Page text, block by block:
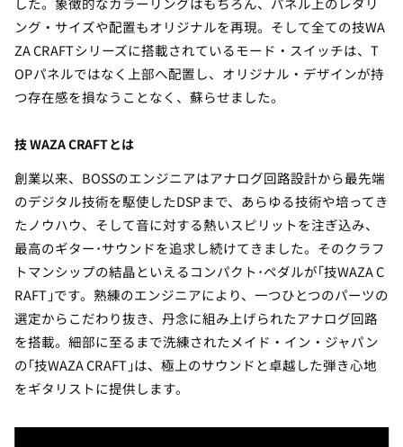
ング・サイズや配置もオリジナルを再現。そして全ての技WA
ZA CRAFTシリーズに搭載されているモード・スイッチは、T
OPパネルではなく上部へ配置し、オリジナル・デザインが持
つ存在感を損なうことなく、蘇らせました。
技 WAZA CRAFTとは
創業以来、BOSSのエンジニアはアナログ回路設計から最先端
のデジタル技術を駆使したDSPまで、あらゆる技術や培ってき
たノウハウ、そして音に対する熱いスピリットを注ぎ込み、
最高のギター･サウンドを追求し続けてきました。そのクラフ
トマンシップの結晶といえるコンパクト･ペダルが｢技WAZA C
RAFT｣です。熟練のエンジニアにより、一つひとつのパーツの
選定からこだわり抜き、丹念に組み上げられたアナログ回路
を搭載。細部に至るまで洗練されたメイド・イン・ジャパン
の｢技WAZA CRAFT｣は、極上のサウンドと卓越した弾き心地
をギタリストに提供します。